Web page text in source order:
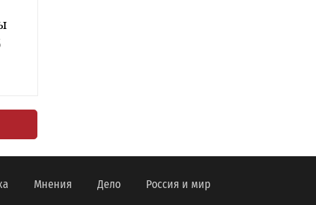
Мнения Дело Россия и мир